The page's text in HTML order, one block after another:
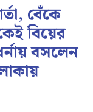
বেঁকে
বিয়ের
বসলেন